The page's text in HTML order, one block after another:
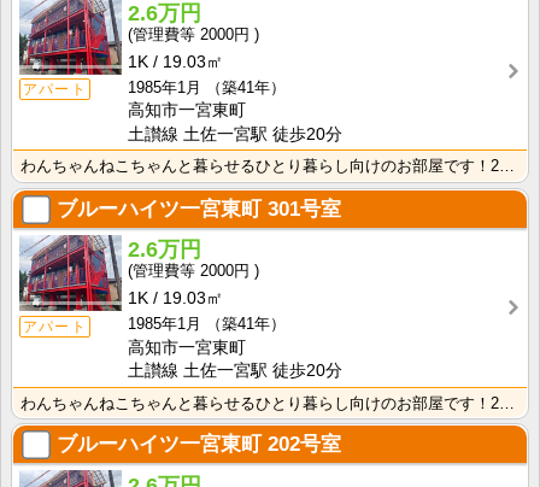
アパート
2.6万円
2000円
1K
19.03㎡
1985年1月
（築41年）
高知市一宮東町
土讃線 土佐一宮駅 徒歩20分
ブルーハイツ一宮東町301号室
アパート
2.6万円
2000円
1K
19.03㎡
1985年1月
（築41年）
高知市一宮東町
土讃線 土佐一宮駅 徒歩20分
ブルーハイツ一宮東町202号室